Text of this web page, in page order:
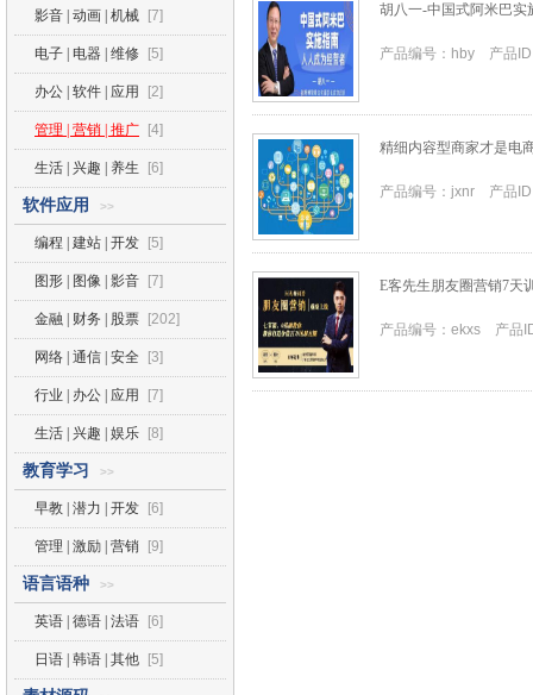
影音 | 动画 | 机械 [7]
电子 | 电器 | 维修 [5]
办公 | 软件 | 应用 [2]
管理 | 营销 | 推广 [4]
生活 | 兴趣 | 养生 [6]
软件应用 >>
编程 | 建站 | 开发 [5]
图形 | 图像 | 影音 [7]
金融 | 财务 | 股票 [202]
网络 | 通信 | 安全 [3]
行业 | 办公 | 应用 [7]
生活 | 兴趣 | 娱乐 [8]
教育学习 >>
早教 | 潜力 | 开发 [6]
管理 | 激励 | 营销 [9]
语言语种 >>
英语 | 德语 | 法语 [6]
日语 | 韩语 | 其他 [5]
胡八一-中国式阿米巴实
产品编号：hby 产品
精细内容型商家才是电
产品编号：jxnr 产品
E客先生朋友圈营销7天
产品编号：ekxs 产品